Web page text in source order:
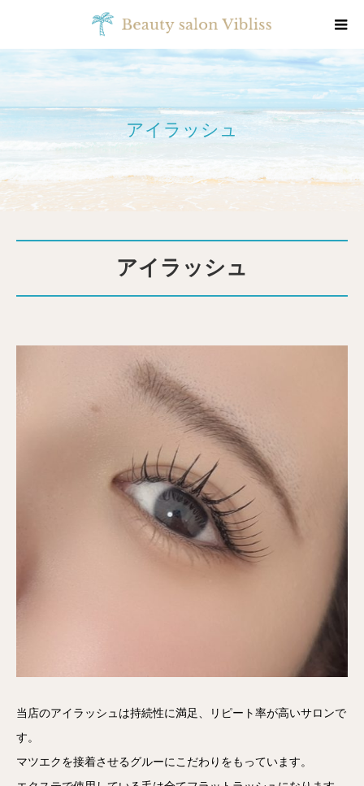
アイラッシュ
アイラッシュ
当店のアイラッシュは持続性に満足、リピート率が高いサロンで
す。
マツエクを接着させるグルーにこだわりをもっています。